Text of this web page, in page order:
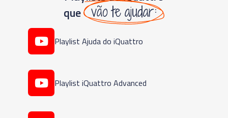
que vão te ajudar:
Playlist Ajuda do iQuattro
Playlist iQuattro Advanced